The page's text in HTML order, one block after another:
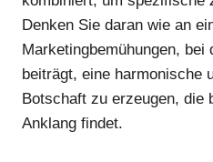
Denken Sie daran wie an
Marketingbemühungen, bei
beiträgt, eine harmonische
Botschaft zu erzeugen, die
Anklang findet.